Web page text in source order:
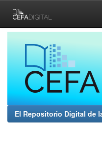
navigation
El Repositorio Digital de